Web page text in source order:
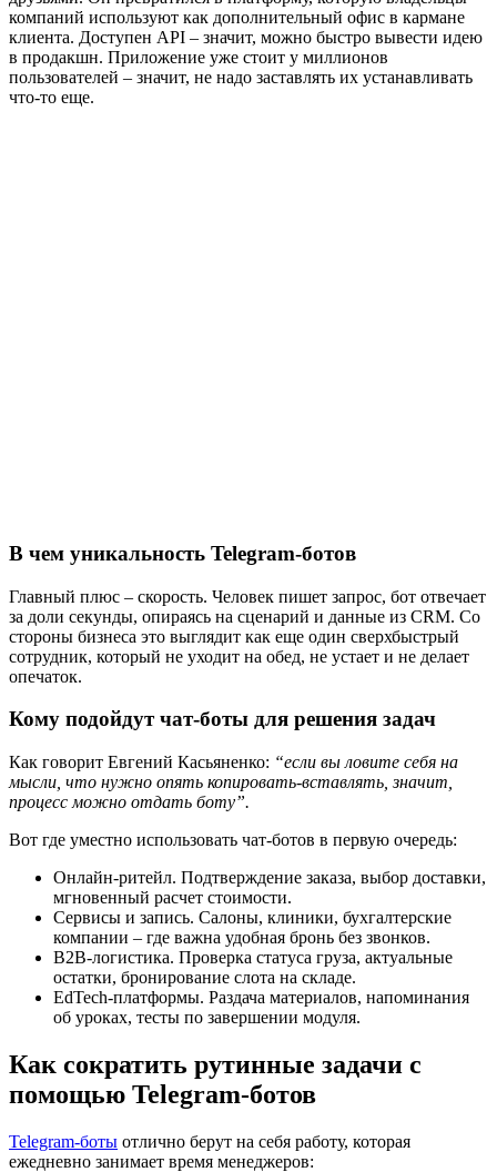
компаний используют как дополнительный офис в кармане
клиента. Доступен API – значит, можно быстро вывести идею
в продакшн. Приложение уже стоит у миллионов
пользователей – значит, не надо заставлять их устанавливать
что‑то еще.
В чем уникальность Telegram‑ботов
Главный плюс – скорость. Человек пишет запрос, бот отвечает
за доли секунды, опираясь на сценарий и данные из CRM. Со
стороны бизнеса это выглядит как еще один сверхбыстрый
сотрудник, который не уходит на обед, не устает и не делает
опечаток.
Кому подойдут чат‑боты для решения задач
Как говорит Евгений Касьяненко: “если вы ловите себя на
мысли, что нужно опять копировать‑вставлять, значит,
процесс можно отдать боту”.
Вот где уместно использовать чат-ботов в первую очередь:
Онлайн‑ритейл. Подтверждение заказа, выбор доставки,
мгновенный расчет стоимости.
Сервисы и запись. Салоны, клиники, бухгалтерские
компании – где важна удобная бронь без звонков.
B2B‑логистика. Проверка статуса груза, актуальные
остатки, бронирование слота на складе.
EdTech‑платформы. Раздача материалов, напоминания
об уроках, тесты по завершении модуля.
Как сократить рутинные задачи с
помощью Telegram‑ботов
Telegram-боты отлично берут на себя работу, которая
ежедневно занимает время менеджеров: